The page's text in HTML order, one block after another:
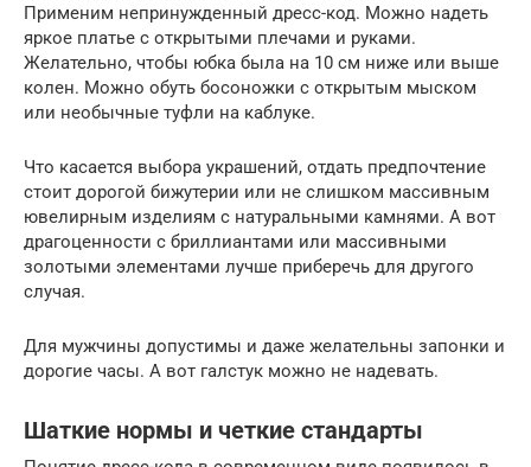
Применим непринужденный дресс-код. Можно надеть
яркое платье с открытыми плечами и руками.
Желательно, чтобы юбка была на 10 см ниже или выше
колен. Можно обуть босоножки с открытым мыском
или необычные туфли на каблуке.
Что касается выбора украшений, отдать предпочтение
стоит дорогой бижутерии или не слишком массивным
ювелирным изделиям с натуральными камнями. А вот
драгоценности с бриллиантами или массивными
золотыми элементами лучше приберечь для другого
случая.
Для мужчины допустимы и даже желательны запонки и
дорогие часы. А вот галстук можно не надевать.
Шаткие нормы и четкие стандарты